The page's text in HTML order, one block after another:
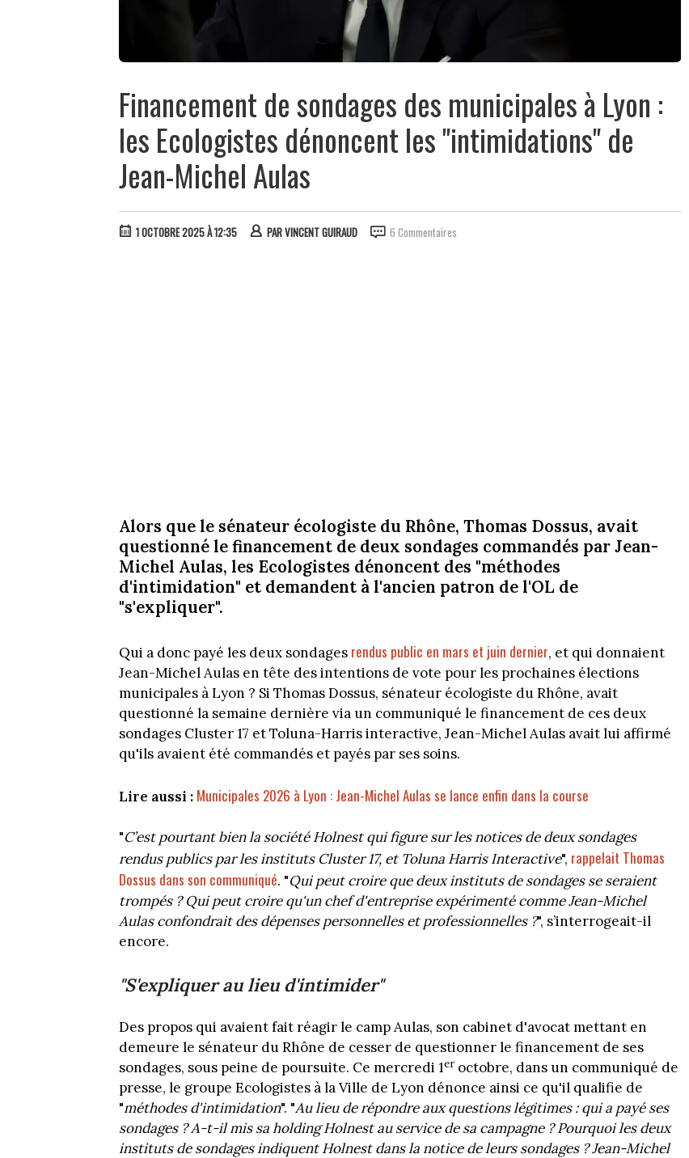
Financement de sondages des municipales à Lyon :
les Ecologistes dénoncent les "intimidations" de
Jean-Michel Aulas
1 OCTOBRE 2025 À 12:35 PARVINCENT GUIRAUD 6 Commentaires
Alors que le sénateur écologiste du Rhône, Thomas Dossus, avait
questionné le financement de deux sondages commandés par Jean-
Michel Aulas, les Ecologistes dénoncent des "méthodes
d'intimidation" et demandent à l'ancien patron de l'OL de
"s'expliquer".
Qui a donc payé les deux sondages rendus public en mars et juin dernier, et qui donnaient
Jean-Michel Aulas en tête des intentions de vote pour les prochaines élections
municipales à Lyon ? Si Thomas Dossus, sénateur écologiste du Rhône, avait
questionné la semaine dernière via un communiqué le financement de ces deux
sondages Cluster 17 et Toluna-Harris interactive, Jean-Michel Aulas avait lui affirmé
qu'ils avaient été commandés et payés par ses soins.
Lire aussi : Municipales 2026 à Lyon : Jean-Michel Aulas se lance enfin dans la course
"C’est pourtant bien la société Holnest qui figure sur les notices de deux sondages
rendus publics par les instituts Cluster 17, et Toluna Harris Interactive", rappelait Thomas
Dossus dans son communiqué. "Qui peut croire que deux instituts de sondages se seraient
trompés ? Qui peut croire qu'un chef d'entreprise expérimenté comme Jean-Michel
Aulas confondrait des dépenses personnelles et professionnelles ?", s’interrogeait-il
encore.
"S'expliquer au lieu d'intimider"
Des propos qui avaient fait réagir le camp Aulas, son cabinet d'avocat mettant en
demeure le sénateur du Rhône de cesser de questionner le financement de ses
sondages, sous peine de poursuite. Ce mercredi 1er octobre, dans un communiqué de
presse, le groupe Ecologistes à la Ville de Lyon dénonce ainsi ce qu'il qualifie de
"méthodes d'intimidation". "Au lieu de répondre aux questions légitimes : qui a payé ses
sondages ? A-t-il mis sa holding Holnest au service de sa campagne ? Pourquoi les deux
instituts de sondages indiquent Holnest dans la notice de leurs sondages ? Jean-Michel